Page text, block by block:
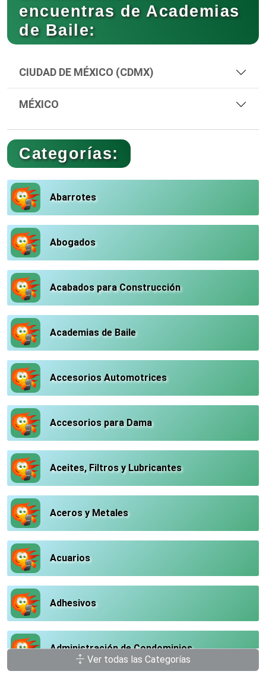
encuentras de Academias
de Baile:
CIUDAD DE MÉXICO (CDMX)
MÉXICO
Categorías:
Abarrotes
Abogados
Acabados para Construcción
Academias de Baile
Accesorios Automotrices
Accesorios para Dama
Aceites, Filtros y Lubricantes
Aceros y Metales
Acuarios
Adhesivos
Administración de Condominios
Ver todas las Categorías